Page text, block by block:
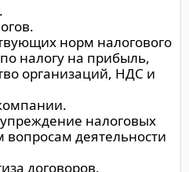
норм налогового
налогу на прибыль,
организаций, НДС и
налоговых
вопросам деятельности
договоров.